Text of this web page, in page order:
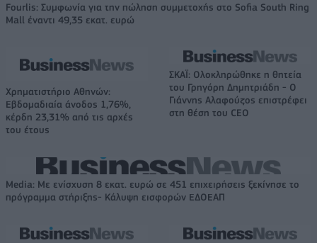
Fourlis: Συμφωνία για την πώληση συμμετοχής στο Sofia South Ring
Mall έναντι 49,35 εκατ. ευρώ
Χρηματιστήριο Αθηνών:
Εβδομαδιαία άνοδος 1,76%,
κέρδη 23,31% από τις αρχές
του έτους
ΣΚΑΪ: Ολοκληρώθηκε η θητεία
του Γρηγόρη Δημητριάδη - Ο
Γιάννης Αλαφούζος επιστρέφει
στη θέση του CEO
Media: Με ενίσχυση 8 εκατ. ευρώ σε 451 επιχειρήσεις ξεκίνησε το
πρόγραμμα στήριξης- Κάλυψη εισφορών ΕΔΟΕΑΠ